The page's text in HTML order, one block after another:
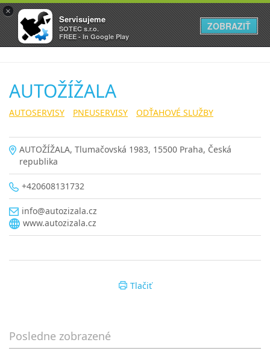
AUTOŽÍŽALA
AUTOSERVISY PNEUSERVISY ODŤAHOVÉ SLUŽBY
AUTOŽÍŽALA, Tlumačovská 1983, 15500 Praha, Česká
republika
+420608131732
info@autozizala.cz
www.autozizala.cz
Tlačiť
Posledne zobrazené
×
Servisujeme
SOTEC s.r.o.
FREE - In Google Play
ZOBRAZIŤ